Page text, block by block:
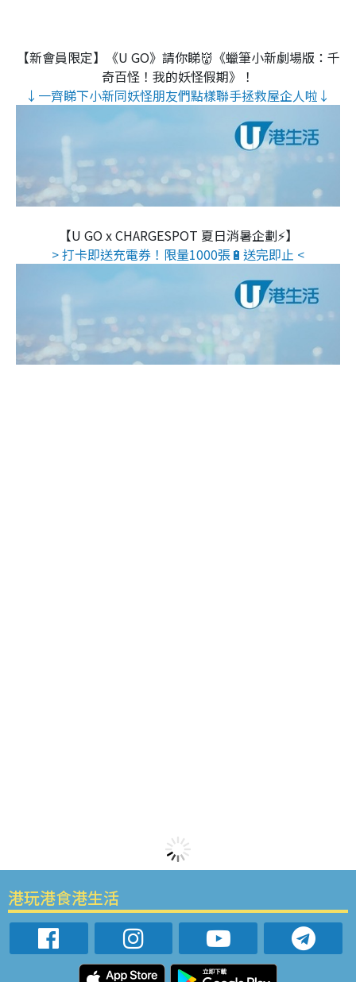
【新會員限定】《U GO》請你睇👹《蠟筆小新劇場版：千
奇百怪！我的妖怪假期》！
↓一齊睇下小新同妖怪朋友們點樣聯手拯救屋企人啦↓
【U GO x CHARGESPOT 夏日消暑企劃⚡】
> 打卡即送充電券！限量1000張🔋送完即止 <
港玩港食港生活